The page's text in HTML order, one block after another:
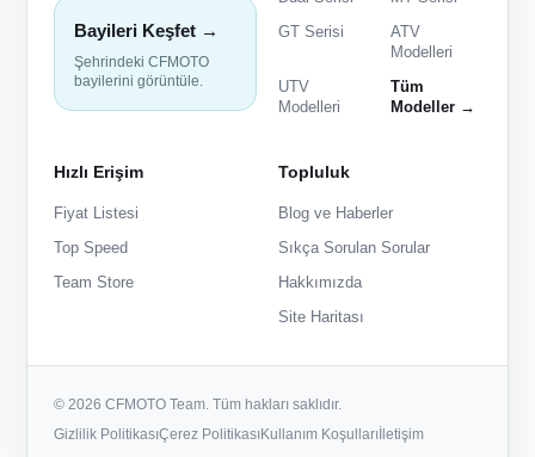
Bayileri Keşfet →
Şehrindeki CFMOTO
bayilerini görüntüle.
GT Serisi
ATV
Modelleri
UTV
Modelleri
Tüm
Modeller →
Hızlı Erişim
Fiyat Listesi
Top Speed
Team Store
Topluluk
Blog ve Haberler
Sıkça Sorulan Sorular
Hakkımızda
Site Haritası
© 2026 CFMOTO Team. Tüm hakları saklıdır.
Gizlilik PolitikasıÇerez PolitikasıKullanım Koşulları İletişim